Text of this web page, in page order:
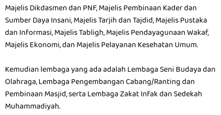
Majelis Dikdasmen dan PNF, Majelis Pembinaan Kader dan
Sumber Daya Insani, Majelis Tarjih dan Tajdid, Majelis Pustaka
dan Informasi, Majelis Tabligh, Majelis Pendayagunaan Wakaf,
Majelis Ekonomi, dan Majelis Pelayanan Kesehatan Umum.
Kemudian lembaga yang ada adalah Lembaga Seni Budaya dan
Olahraga, Lembaga Pengembangan Cabang/Ranting dan
Pembinaan Masjid, serta Lembaga Zakat Infak dan Sedekah
Muhammadiyah.